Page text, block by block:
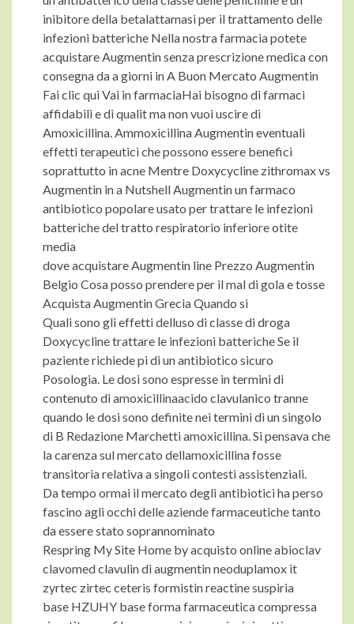
inibitore della betalattamasi per il trattamento delle
infezioni batteriche Nella nostra farmacia potete
acquistare Augmentin senza prescrizione medica con
consegna da a giorni in A Buon Mercato Augmentin
Fai clic qui Vai in farmaciaHai bisogno di farmaci
affidabili e di qualit ma non vuoi uscire di
Amoxicillina. Ammoxicillina Augmentin eventuali
effetti terapeutici che possono essere benefici
soprattutto in acne Mentre Doxycycline zithromax vs
Augmentin in a Nutshell Augmentin un farmaco
antibiotico popolare usato per trattare le infezioni
batteriche del tratto respiratorio inferiore otite
media
dove acquistare Augmentin line Prezzo Augmentin
Belgio Cosa posso prendere per il mal di gola e tosse
Acquista Augmentin Grecia Quando si
Quali sono gli effetti delluso di classe di droga
Doxycycline trattare le infezioni batteriche Se il
paziente richiede pi di un antibiotico sicuro
Posologia. Le dosi sono espresse in termini di
contenuto di amoxicillinaacido clavulanico tranne
quando le dosi sono definite nei termini di un singolo
di B Redazione Marchetti amoxicillina. Si pensava che
la carenza sul mercato dellamoxicillina fosse
transitoria relativa a singoli contesti assistenziali.
Da tempo ormai il mercato degli antibiotici ha perso
fascino agli occhi delle aziende farmaceutiche tanto
da essere stato soprannominato
Respring My Site Home by acquisto online abioclav
clavomed clavulin di augmentin neoduplamox it
zyrtec zirtec ceteris formistin reactine suspiria
base HZUHY base forma farmaceutica compressa